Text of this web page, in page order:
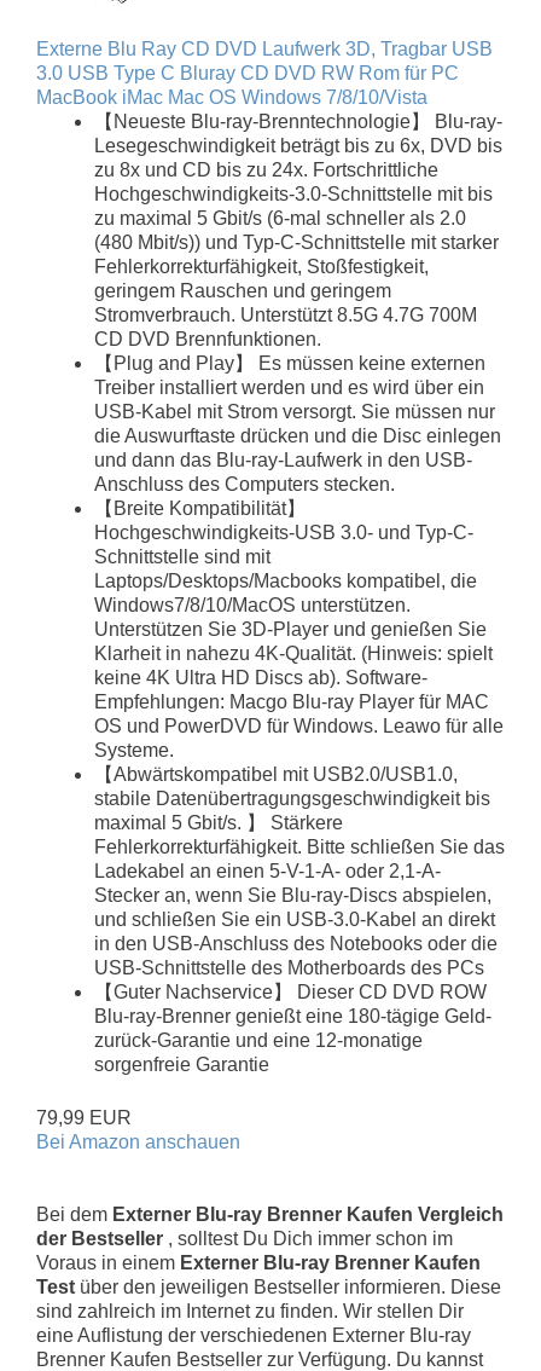
Externe Blu Ray CD DVD Laufwerk 3D, Tragbar USB
3.0 USB Type C Bluray CD DVD RW Rom für PC
MacBook iMac Mac OS Windows 7/8/10/Vista
【Neueste Blu-ray-Brenntechnologie】 Blu-ray-
Lesegeschwindigkeit beträgt bis zu 6x, DVD bis
zu 8x und CD bis zu 24x. Fortschrittliche
Hochgeschwindigkeits-3.0-Schnittstelle mit bis
zu maximal 5 Gbit/s (6-mal schneller als 2.0
(480 Mbit/s)) und Typ-C-Schnittstelle mit starker
Fehlerkorrekturfähigkeit, Stoßfestigkeit,
geringem Rauschen und geringem
Stromverbrauch. Unterstützt 8.5G 4.7G 700M
CD DVD Brennfunktionen.
【Plug and Play】 Es müssen keine externen
Treiber installiert werden und es wird über ein
USB-Kabel mit Strom versorgt. Sie müssen nur
die Auswurftaste drücken und die Disc einlegen
und dann das Blu-ray-Laufwerk in den USB-
Anschluss des Computers stecken.
【Breite Kompatibilität】
Hochgeschwindigkeits-USB 3.0- und Typ-C-
Schnittstelle sind mit
Laptops/Desktops/Macbooks kompatibel, die
Windows7/8/10/MacOS unterstützen.
Unterstützen Sie 3D-Player und genießen Sie
Klarheit in nahezu 4K-Qualität. (Hinweis: spielt
keine 4K Ultra HD Discs ab). Software-
Empfehlungen: Macgo Blu-ray Player für MAC
OS und PowerDVD für Windows. Leawo für alle
Systeme.
【Abwärtskompatibel mit USB2.0/USB1.0,
stabile Datenübertragungsgeschwindigkeit bis
maximal 5 Gbit/s. 】 Stärkere
Fehlerkorrekturfähigkeit. Bitte schließen Sie das
Ladekabel an einen 5-V-1-A- oder 2,1-A-
Stecker an, wenn Sie Blu-ray-Discs abspielen,
und schließen Sie ein USB-3.0-Kabel an direkt
in den USB-Anschluss des Notebooks oder die
USB-Schnittstelle des Motherboards des PCs
【Guter Nachservice】 Dieser CD DVD ROW
Blu-ray-Brenner genießt eine 180-tägige Geld-
zurück-Garantie und eine 12-monatige
sorgenfreie Garantie
79,99 EUR
Bei Amazon anschauen
Bei dem Externer Blu-ray Brenner Kaufen Vergleich
der Bestseller , solltest Du Dich immer schon im
Voraus in einem Externer Blu-ray Brenner Kaufen
Test über den jeweiligen Bestseller informieren. Diese
sind zahlreich im Internet zu finden. Wir stellen Dir
eine Auflistung der verschiedenen Externer Blu-ray
Brenner Kaufen Bestseller zur Verfügung. Du kannst